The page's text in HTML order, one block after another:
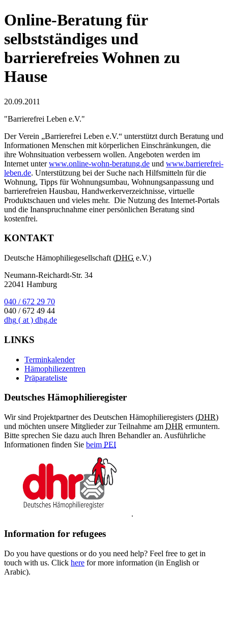
Online-Beratung für
selbstständiges und
barrierefreies Wohnen zu
Hause
20.09.2011
"Barrierefrei Leben e.V."
Der Verein „Barrierefrei Leben e.V.“ unterstützt durch Beratung und
Informationen Menschen mit körperlichen Einschränkungen, die
ihre Wohnsituation verbessern wollen. Angeboten werden im
Internet unterwww.online-wohn-beratung.de und www.barrierefrei-
leben.de. Unterstützung bei der Suche nach Hilfsmitteln für die
Wohnung, Tipps für Wohnungsumbau, Wohnungsanpassung und
barrierefreien Hausbau, Handwerkerverzeichnisse, virtuelle
Produktschauen und vieles mehr. Die Nutzung des Internet-Portals
und die Inanspruchnahme einer persönlichen Beratung sind
kostenfrei.
KONTAKT
Deutsche Hämophiliegesellschaft (DHG e.V.)
Neumann-Reichardt-Str. 34
22041 Hamburg
040 / 672 29 70
040 / 672 49 44
dhg ( at ) dhg.de
LINKS
Terminkalender
Hämophiliezentren
Präparateliste
Deutsches Hämophilieregister
Wir sind Projektpartner des Deutschen Hämophilieregisters (DHR)
und möchten unsere Mitglieder zur Teilnahme am DHR ermuntern.
Bitte sprechen Sie dazu auch Ihren Behandler an. Ausführliche
Informationen finden Sie beim PEI
.
Information for refugees
Do you have questions or do you need help? Feel free to get in
touch with us. Click here for more information (in English or
Arabic).